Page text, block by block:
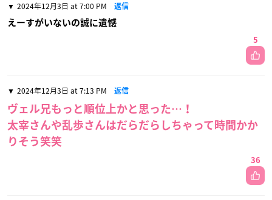
2024年12月3日 at 7:00 PM 返信
えーすがいないの誠に遺憾
5
2024年12月3日 at 7:13 PM 返信
ヴェル兄もっと順位上かと思った…！
太宰さんや乱歩さんはだらだらしちゃって時間かか
りそう笑笑
36